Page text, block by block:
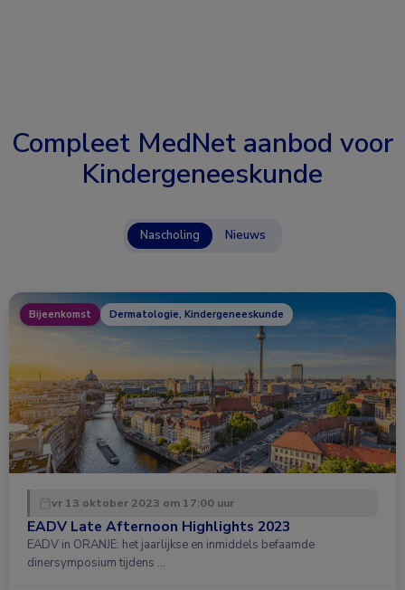
Compleet MedNet aanbod voor
Kindergeneeskunde
Nascholing Nieuws
Bijeenkomst Dermatologie, Kindergeneeskunde
vr 13 oktober 2023 om 17:00 uur
EADV Late Afternoon Highlights 2023
EADV in ORANJE: het jaarlijkse en inmiddels befaamde
dinersymposium tijdens …